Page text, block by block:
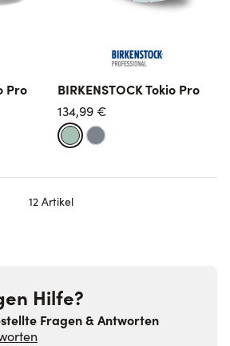
Pro BIRKENSTOCK Tokio Pro
134,99 €
12 Artikel
Hilfe?
Fragen & Antworten